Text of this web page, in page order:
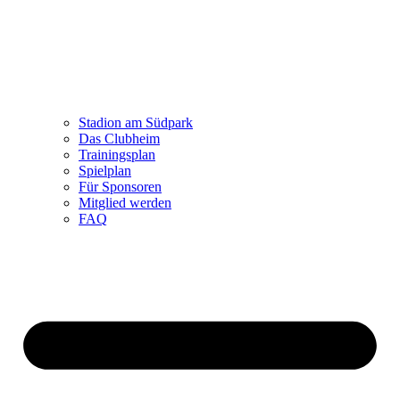
Stadion am Südpark
Das Clubheim
Trainingsplan
Spielplan
Für Sponsoren
Mitglied werden
FAQ